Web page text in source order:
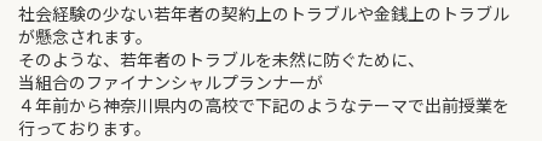
社会経験の少ない若年者の契約上のトラブルや金銭上のトラブル
が懸念されます。
そのような、若年者のトラブルを未然に防ぐために、
当組合のファイナンシャルプランナーが
４年前から神奈川県内の高校で下記のようなテーマで出前授業を
行っております。